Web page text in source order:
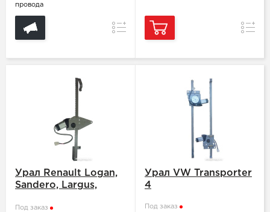
провода
Сравнение
Урал Renault Logan,
Sandero, Largus,
Под заказ
Урал VW Transporter
4
Под заказ